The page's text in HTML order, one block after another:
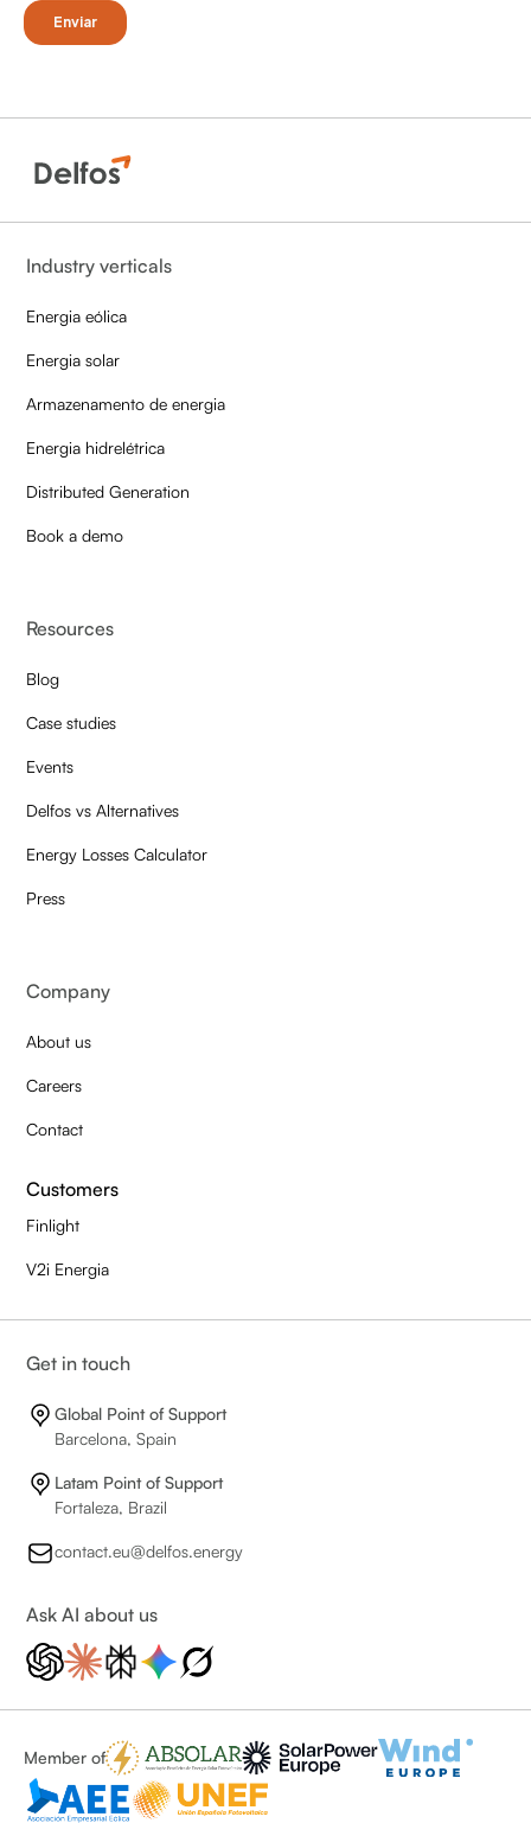
Industry verticals
Energia eólica
Energia solar
Armazenamento de energia
Energia hidrelétrica
Distributed Generation
Book a demo
Resources
Blog
Case studies
Events
Delfos vs Alternatives
Energy Losses Calculator
Press
Company
About us
Careers
Contact
Customers
Finlight
V2i Energia
Get in touch
Global Point of Support
Barcelona, Spain
Latam Point of Support
Fortaleza, Brazil
contact.eu@delfos.energy
Ask AI about us
Member of